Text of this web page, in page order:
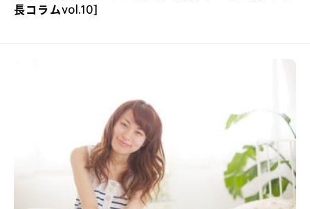
長コラムvol.10］